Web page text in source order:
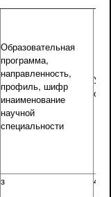
Образовательная
программа,
направленность,
профиль, шифр
инаименование
научной
специальности
з 4